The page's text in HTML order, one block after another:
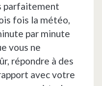
parfaitement
fois la météo,
par minute
vous ne
répondre à des
avec votre